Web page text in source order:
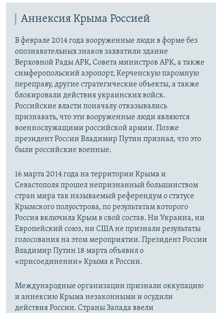
Аннексия Крыма Россией
В феврале 2014 года вооруженные люди в форме без
опознавательных знаков захватили здание
Верховной Рады АРК, Совета министров АРК, а также
симферопольский аэропорт, Керченскую паромную
переправу, другие стратегические объекты, а также
блокировали действия украинских войск.
Российские власти поначалу отказывались
признавать, что эти вооруженные люди являются
военнослужащими российской армии. Позже
президент России Владимир Путин признал, что это
были российские военные.
16 марта 2014 года на территории Крыма и
Севастополя прошел непризнанный большинством
стран мира так называемый референдум о статусе
Крымского полуострова, по результатам которого
Россия включила Крым в свой состав. Ни Украина, ни
Европейский союз, ни США не признали результаты
голосования на этом мероприятии. Президент России
Владимир Путин 18 марта объявил о
«присоединении» Крыма к России.
Международные организации признали оккупацию
и аннексию Крыма незаконными и осудили
действия России. Страны Запада ввели